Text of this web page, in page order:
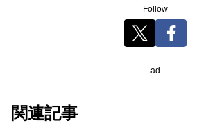
Follow
ad
関連記事